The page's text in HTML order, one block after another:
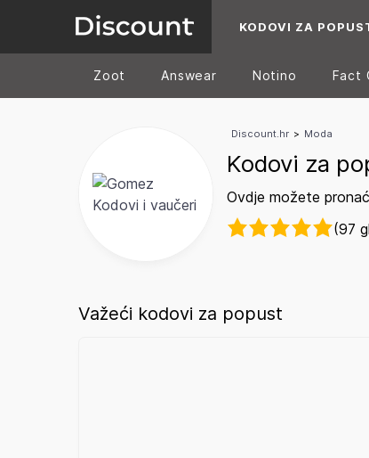
KODOVI ZA
Zoot Answear Notino Fact
Discount.hr > Moda
Kodovi za
Ovdje možete
(97
Važeći kodovi za popust